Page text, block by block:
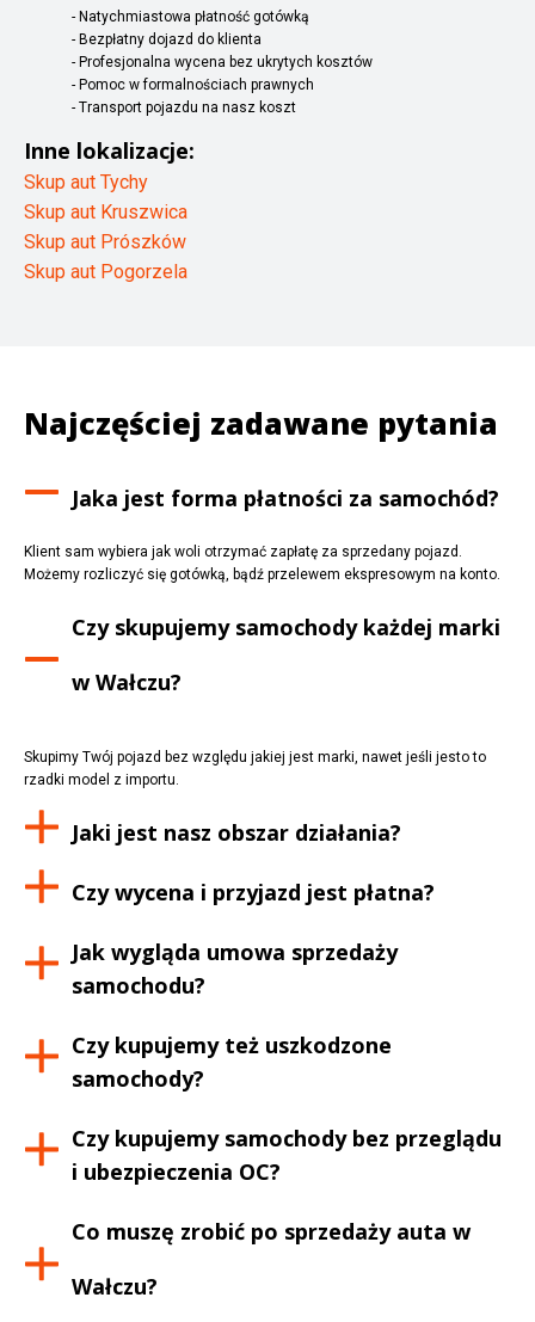
- Natychmiastowa płatność gotówką
- Bezpłatny dojazd do klienta
- Profesjonalna wycena bez ukrytych kosztów
- Pomoc w formalnościach prawnych
- Transport pojazdu na nasz koszt
Inne lokalizacje:
Skup aut Tychy
Skup aut Kruszwica
Skup aut Prószków
Skup aut Pogorzela
Najczęściej zadawane pytania
Jaka jest forma płatności za samochód?
Klient sam wybiera jak woli otrzymać zapłatę za sprzedany pojazd.
Możemy rozliczyć się gotówką, bądź przelewem ekspresowym na konto.
Czy skupujemy samochody każdej marki
wWałczu?
Skupimy Twój pojazd bez względu jakiej jest marki, nawet jeśli jesto to
rzadki model z importu.
Jaki jest nasz obszar działania?
Czy wycena i przyjazd jest płatna?
Jak wygląda umowa sprzedaży
samochodu?
Czy kupujemy też uszkodzone
samochody?
Czy kupujemy samochody bez przeglądu
i ubezpieczenia OC?
Co muszę zrobić po sprzedaży auta w
Wałczu?